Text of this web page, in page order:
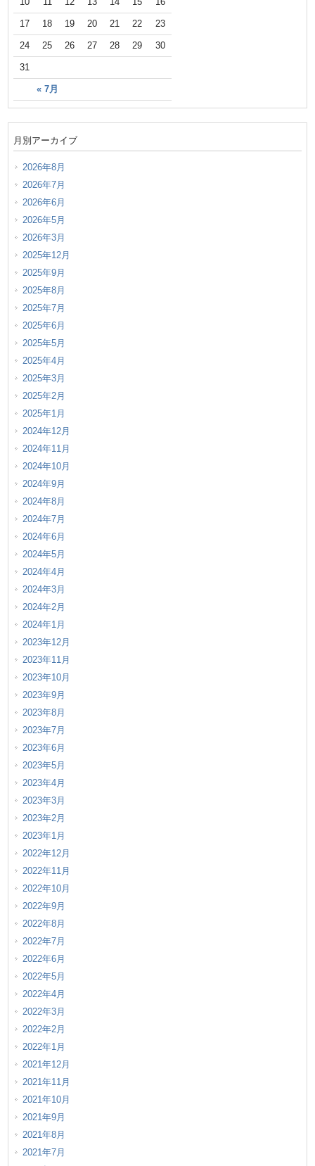
« 7月
10 11 12 13 14 15 16
17 18 19 20 21 22 23
24 25 26 27 28 29 30
31
月別アーカイブ
2026年8月
2026年7月
2026年6月
2026年5月
2026年3月
2025年12月
2025年9月
2025年8月
2025年7月
2025年6月
2025年5月
2025年4月
2025年3月
2025年2月
2025年1月
2024年12月
2024年11月
2024年10月
2024年9月
2024年8月
2024年7月
2024年6月
2024年5月
2024年4月
2024年3月
2024年2月
2024年1月
2023年12月
2023年11月
2023年10月
2023年9月
2023年8月
2023年7月
2023年6月
2023年5月
2023年4月
2023年3月
2023年2月
2023年1月
2022年12月
2022年11月
2022年10月
2022年9月
2022年8月
2022年7月
2022年6月
2022年5月
2022年4月
2022年3月
2022年2月
2022年1月
2021年12月
2021年11月
2021年10月
2021年9月
2021年8月
2021年7月